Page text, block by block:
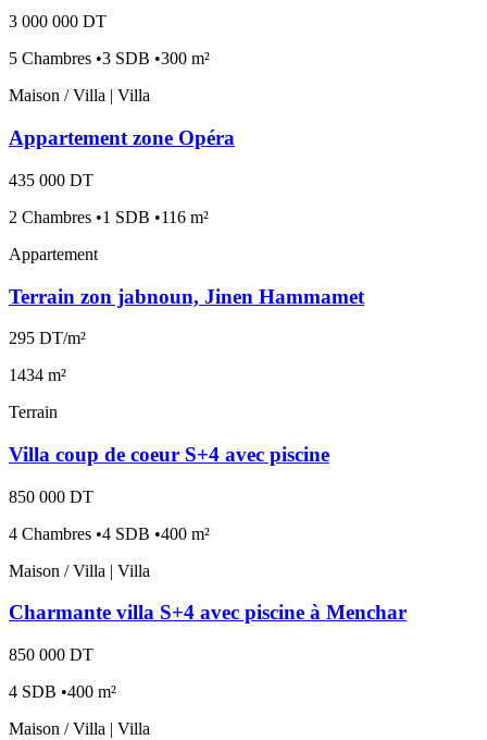
3 000 000 DT
5 Chambres •3 SDB •300 m²
Maison / Villa | Villa
Appartement zone Opéra
435 000 DT
2 Chambres •1 SDB •116 m²
Appartement
Terrain zon jabnoun, Jinen Hammamet
295 DT/m²
1434 m²
Terrain
Villa coup de coeur S+4 avec piscine
850 000 DT
4 Chambres •4 SDB •400 m²
Maison / Villa | Villa
Charmante villa S+4 avec piscine à Menchar
850 000 DT
4 SDB •400 m²
Maison / Villa | Villa